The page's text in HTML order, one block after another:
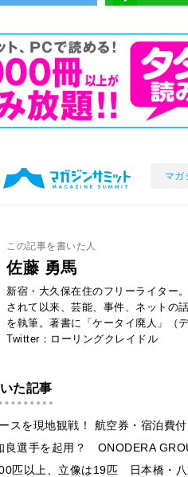
マガ
この記事を書いた人
佐藤 勇馬
新宿・大久保在住のフリーライター
されて以来、芸能、事件、ネットの
を執筆。著書に「ケータイ廃人」（
Twitter：ローリングクレイドル
た記事
スを現地観戦！ 航空券・宿泊費
良選手を起用？ ONODERA
匹以上、立像は19匹 日本橋・